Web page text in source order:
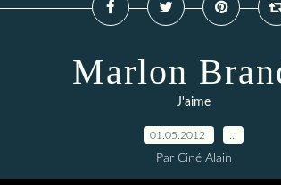
Marlon
J'aime
01.05.2012
Par Ciné Alain